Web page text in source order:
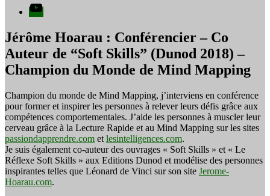
YouTube
Jérôme Hoarau : Conférencier – Co
Auteur de “Soft Skills” (Dunod 2018) –
Champion du Monde de Mind Mapping
Champion du monde de Mind Mapping, j’interviens en conférence
pour former et inspirer les personnes à relever leurs défis grâce aux
compétences comportementales. J’aide les personnes à muscler leur
cerveau grâce à la Lecture Rapide et au Mind Mapping sur les sites
passiondapprendre.com et lesintelligences.com.
Je suis également co-auteur des ouvrages « Soft Skills » et « Le
Réflexe Soft Skills » aux Editions Dunod et modélise des personnes
inspirantes telles que Léonard de Vinci sur son site Jerome-
Hoarau.com.